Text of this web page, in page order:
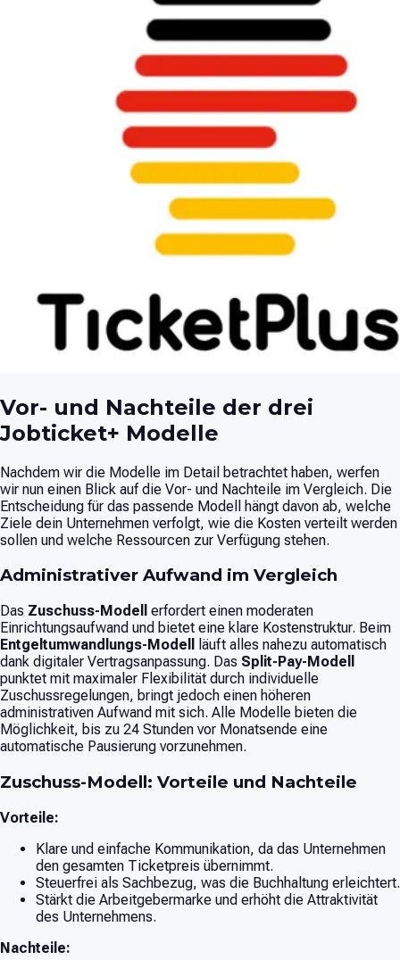
Vor- und Nachteile der drei
Jobticket+ Modelle
Nachdem wir die Modelle im Detail betrachtet haben, werfen
wir nun einen Blick auf die Vor- und Nachteile im Vergleich. Die
Entscheidung für das passende Modell hängt davon ab, welche
Ziele dein Unternehmen verfolgt, wie die Kosten verteilt werden
sollen und welche Ressourcen zur Verfügung stehen.
Administrativer Aufwand im Vergleich
Das Zuschuss-Modell
erfordert einen moderaten
Einrichtungsaufwand und bietet eine klare Kostenstruktur. Beim
Entgeltumwandlungs-Modell
läuft alles nahezu automatisch
dank digitaler Vertragsanpassung. Das Split-Pay-Modell
punktet mit maximaler Flexibilität durch individuelle
Zuschussregelungen, bringt jedoch einen höheren
administrativen Aufwand mit sich. Alle Modelle bieten die
Möglichkeit, bis zu 24 Stunden vor Monatsende eine
automatische Pausierung vorzunehmen.
Zuschuss-Modell: Vorteile und Nachteile
Vorteile:
Klare und einfache Kommunikation, da das Unternehmen
den gesamten Ticketpreis übernimmt.
Steuerfrei als Sachbezug, was die Buchhaltung erleichtert.
Stärkt die Arbeitgebermarke und erhöht die Attraktivität
des Unternehmens.
Nachteile: